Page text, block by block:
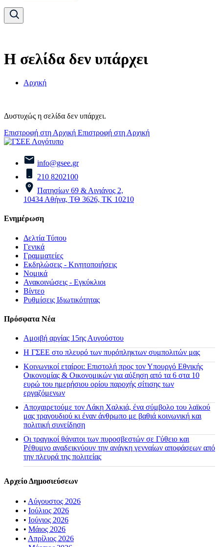
Η σελίδα δεν υπάρχει
Αρχική
Δυστυχώς η σελίδα δεν υπάρχει.
Επιστροφή στη Αρχική Επιστροφή στη Αρχική
info@gsee.gr
210 8202100
Πατησίων 69 & Αινιάνος 2,
10434 Αθήνα, ΤΘ 3626, ΤΚ 10210
Ενημέρωση
Δελτία Τύπου
Γενικά
Γραμματείες
Εκδηλώσεις - Κινητοποιήσεις
Νομικά
Ανακοινώσεις - Εγκύκλιοι
Βίντεο
Ρυθμίσεις Ιδιωτικότητας
Πρόσφατα Νέα
Αμοιβή αργίας 15ης Αυγούστου
H ΓΣΕΕ στο πλευρό των πυρόπληκτων συμπολιτών μας
Κοινωνικοί εταίροι: Επιστολή προς τον Υπουργό Εθνικής
Οικονομίας & Οικονομικών για αύξηση από τα 6 στα 10
ευρώ του ημερήσιου ορίου παροχής σίτισης των
εργαζόμενων
Αποχαιρετούμε τον Λάκη Χαλκιά, ένα σύμβολο του λαϊκού
μας τραγουδιού κι έναν άνθρωπο με βαθιά κοινωνική και
πολιτική συνείδηση
Οι τραγικοί θάνατοι των πυροσβεστών σε Γύθειο και
Ρέθυμνο αναδεικνύουν την ανάγκη γενναίων αποφάσεων από
την πλευρά της πολιτείας
Αρχείο Δημοσιεύσεων
• Αύγουστος 2026
• Ιούλιος 2026
• Ιούνιος 2026
• Μάιος 2026
• Απρίλιος 2026